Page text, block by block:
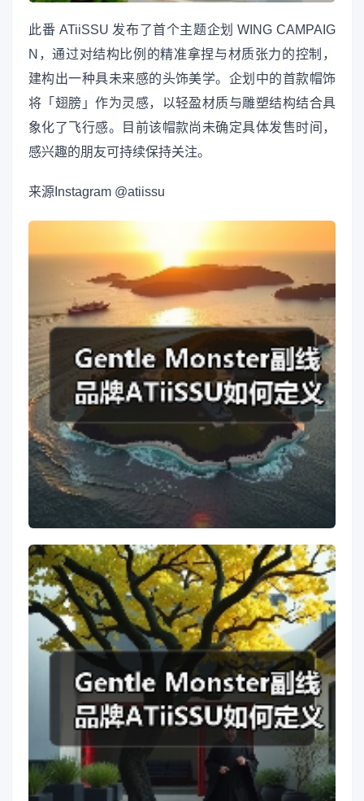
此番 ATiiSSU 发布了首个主题企划 WING CAMPAIG
N，通过对结构比例的精准拿捏与材质张力的控制，
建构出一种具未来感的头饰美学。企划中的首款帽饰
将「翅膀」作为灵感，以轻盈材质与雕塑结构结合具
象化了飞行感。目前该帽款尚未确定具体发售时间，
感兴趣的朋友可持续保持关注。
来源 Instagram @atiissu